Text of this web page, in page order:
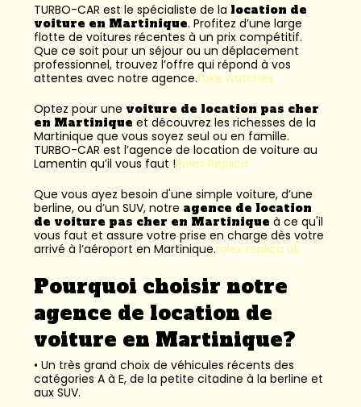
TURBO-CAR est le spécialiste de la location de
voiture en Martinique. Profitez d’une large
flotte de voitures récentes à un prix compétitif.
Que ce soit pour un séjour ou un déplacement
professionnel, trouvez l’offre qui répond à vos
attentes avec notre agence.fake watches
Optez pour une voiture de location pas cher
en Martinique et découvrez les richesses de la
Martinique que vous soyez seul ou en famille.
TURBO-CAR est l’agence de location de voiture au
Lamentin qu’il vous faut !Rolex Replica
Que vous ayez besoin d'une simple voiture, d’une
berline, ou d’un SUV, notre agence de location
de voiture pas cher en Martinique à ce qu'il
vous faut et assure votre prise en charge dès votre
arrivé à l’aéroport en Martinique.rolex replica uk
Pourquoi choisir notre
agence de location de
voiture en Martinique?
• Un très grand choix de véhicules récents des
catégories A à E, de la petite citadine à la berline et
aux SUV.